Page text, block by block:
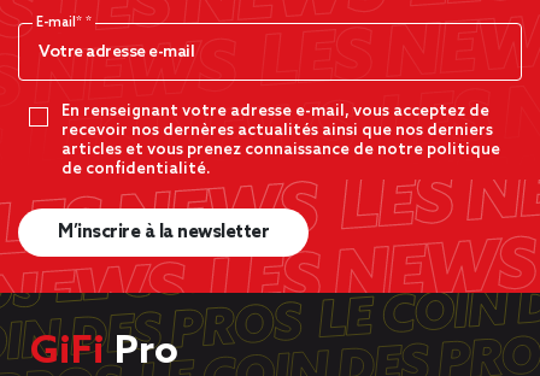
E-mail*
En renseignant votre adresse e-mail, vous acceptez de
recevoir nos dernères actualités ainsi que nos derniers
articles et vous prenez connaissance de notre politique
de confidentialité.
M’inscrire à la newsletter
GiFiPro